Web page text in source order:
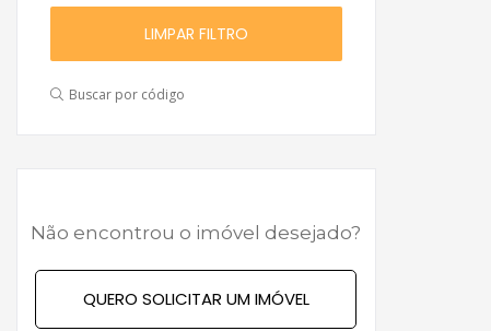
LIMPAR FILTRO
Buscar por código
Não encontrou o imóvel desejado?
QUERO SOLICITAR UM IMÓVEL